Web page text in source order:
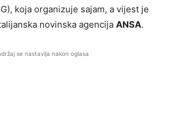
koja organizuje sajam, a vijest je
novinska agencija ANSA.
se nastavlja nakon oglasa